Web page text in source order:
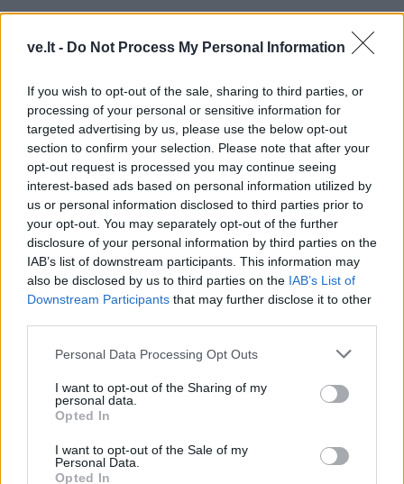
ve.lt - Do Not Process My Personal Information
If you wish to opt-out of the sale, sharing to third parties, or
processing of your personal or sensitive information for
targeted advertising by us, please use the below opt-out
section to confirm your selection. Please note that after your
opt-out request is processed you may continue seeing
interest-based ads based on personal information utilized by
us or personal information disclosed to third parties prior to
your opt-out. You may separately opt-out of the further
disclosure of your personal information by third parties on the
IAB’s list of downstream participants. This information may
also be disclosed by us to third parties on the IAB’s List of
Downstream Participants that may further disclose it to other
Personal Data Processing Opt Outs
I want to opt-out of the Sharing of my
personal data.
Opted In
I want to opt-out of the Sale of my
Personal Data.
Opted In
TAIP PAT SKAITYKITE
Sveikata
Nuo lapkričio daliai
pacientų pagalbą teiks
slaugytojai
Sveikata
Plaukai mažiau
riebaluosis: į šampūną
ingredientą